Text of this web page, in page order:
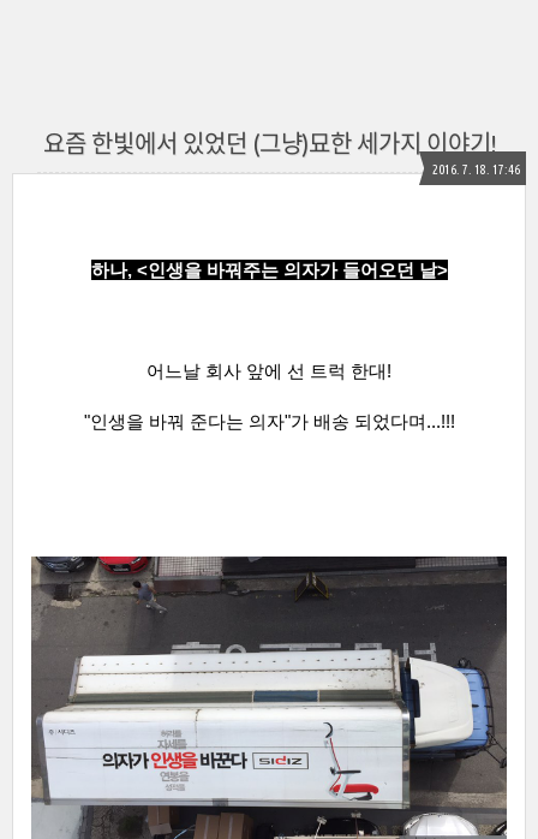
요즘 한빛에서 있었던 (그냥)묘한 세가지 이야기!
2016. 7. 18. 17:46
하나, <인생을 바꿔주는 의자가 들어오던 날>
어느날 회사 앞에 선 트럭 한대!
"인생을 바꿔 준다는 의자"가 배송 되었다며...!!!